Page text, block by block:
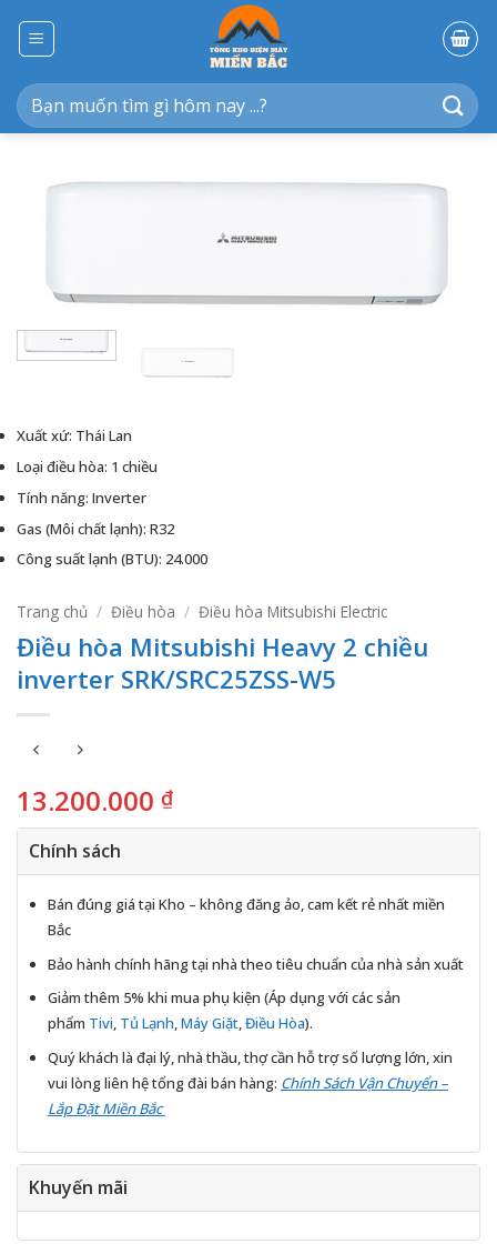
qua
dung
Tìm
kiếm:
Xuất xứ: Thái Lan
Loại điều hòa: 1 chiều
Tính năng: Inverter
Gas (Môi chất lạnh): R32
Công suất lạnh (BTU): 24.000
Trang chủ / Điều hòa / Điều hòa Mitsubishi Electric
Điều hòa Mitsubishi Heavy 2 chiều
inverter SRK/SRC25ZSS-W5
13.200.000 ₫
Chính sách
Bán đúng giá tại Kho – không đăng ảo, cam kết rẻ nhất miền
Bắc
Bảo hành chính hãng tại nhà theo tiêu chuẩn của nhà sản xuất
Giảm thêm 5% khi mua phụ kiện (Áp dụng với các sản
phẩm Tivi, Tủ Lạnh,Máy Giặt,Điều Hòa).
Quý khách là đại lý, nhà thầu, thợ cần hỗ trợ số lượng lớn, xin
vui lòng liên hệ tổng đài bán hàng: Chính Sách Vận Chuyển –
Lắp Đặt Miền Bắc
Khuyến mãi